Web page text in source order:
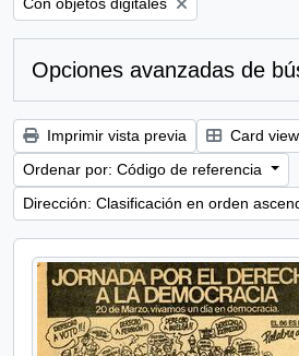
Opciones avanzadas de
Imprimir vista previa Card view
Ordenar por: Código de referencia
Dirección: Clasificación en orden